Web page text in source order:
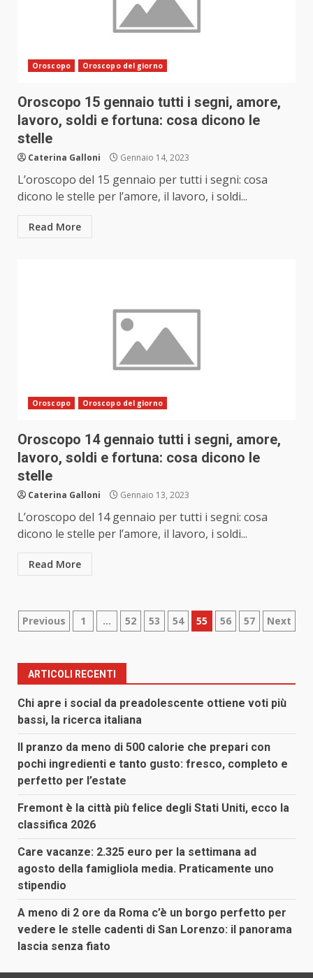
Oroscopo Oroscopo del giorno
Oroscopo 15 gennaio tutti i segni, amore,
lavoro, soldi e fortuna: cosa dicono le
stelle
Caterina Galloni Gennaio 14, 2023
L’oroscopo del 15 gennaio per tutti i segni: cosa
dicono le stelle per l’amore, il lavoro, i soldi...
Read More
Oroscopo Oroscopo del giorno
Oroscopo 14 gennaio tutti i segni, amore,
lavoro, soldi e fortuna: cosa dicono le
stelle
Caterina Galloni Gennaio 13, 2023
L’oroscopo del 14 gennaio per tutti i segni: cosa
dicono le stelle per l’amore, il lavoro, i soldi...
Read More
Paginazione
articoli
Previous 1 … 52 53 54 55 56 57 Next
ARTICOLI RECENTI
Chi apre i social da preadolescente ottiene voti più
bassi, la ricerca italiana
Il pranzo da meno di 500 calorie che prepari con
pochi ingredienti e tanto gusto: fresco, completo e
perfetto per l’estate
Fremont è la città più felice degli Stati Uniti, ecco la
classifica 2026
Care vacanze: 2.325 euro per la settimana ad
agosto della famigliola media. Praticamente uno
stipendio
A meno di 2 ore da Roma c’è un borgo perfetto per
vedere le stelle cadenti di San Lorenzo: il panorama
lascia senza fiato